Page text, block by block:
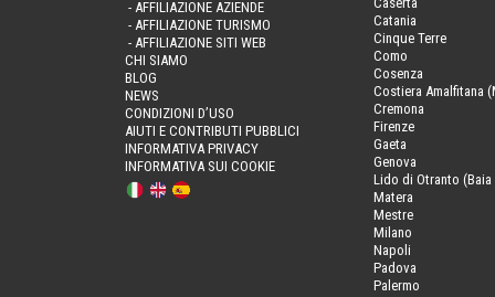
- AFFILIAZIONE AZIENDE
- AFFILIAZIONE TURISMO
- AFFILIAZIONE SITI WEB
CHI SIAMO
BLOG
NEWS
CONDIZIONI D’USO
AIUTI E CONTRIBUTI PUBBLICI
INFORMATIVA PRIVACY
INFORMATIVA SUI COOKIE
Catania
Cinque Terre
Como
Cosenza
Costiera Amalfitana
Cremona
Firenze
Gaeta
Genova
Lido di Otranto
Matera
Mestre
Milano
Napoli
Padova
Palermo